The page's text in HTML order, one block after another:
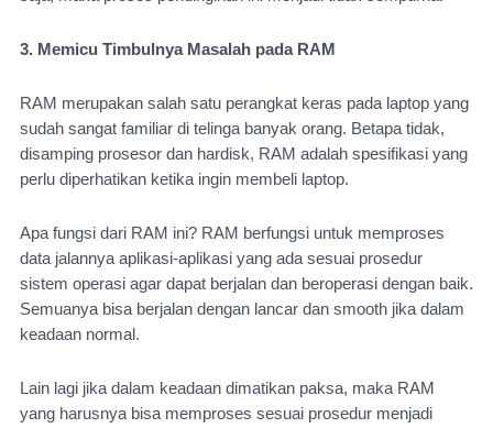
3. Memicu Timbulnya Masalah pada RAM
RAM merupakan salah satu perangkat keras pada laptop yang
sudah sangat familiar di telinga banyak orang. Betapa tidak,
disamping prosesor dan hardisk, RAM adalah spesifikasi yang
perlu diperhatikan ketika ingin membeli laptop.
Apa fungsi dari RAM ini? RAM berfungsi untuk memproses
data jalannya aplikasi-aplikasi yang ada sesuai prosedur
sistem operasi agar dapat berjalan dan beroperasi dengan baik.
Semuanya bisa berjalan dengan lancar dan smooth jika dalam
keadaan normal.
Lain lagi jika dalam keadaan dimatikan paksa, maka RAM
yang harusnya bisa memproses sesuai prosedur menjadi